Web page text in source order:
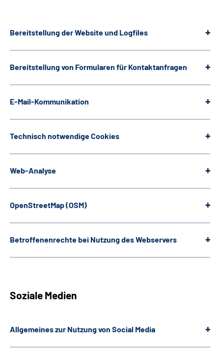
Bereitstellung derWebsiteund Logfiles
Bereitstellung von Formularen für Kontaktanfragen
E-Mail-Kommunikation
Technisch notwendigeCookies
Web-Analyse
OpenStreetMap(OSM)
Betroffenenrechte bei Nutzung des Webservers
Soziale Medien
Allgemeines zur Nutzung von Social Media